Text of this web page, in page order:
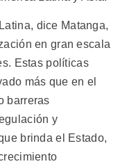
dice Matanga,
en gran escala
Estas políticas
más que en el
barreras
y
brinda el Estado,